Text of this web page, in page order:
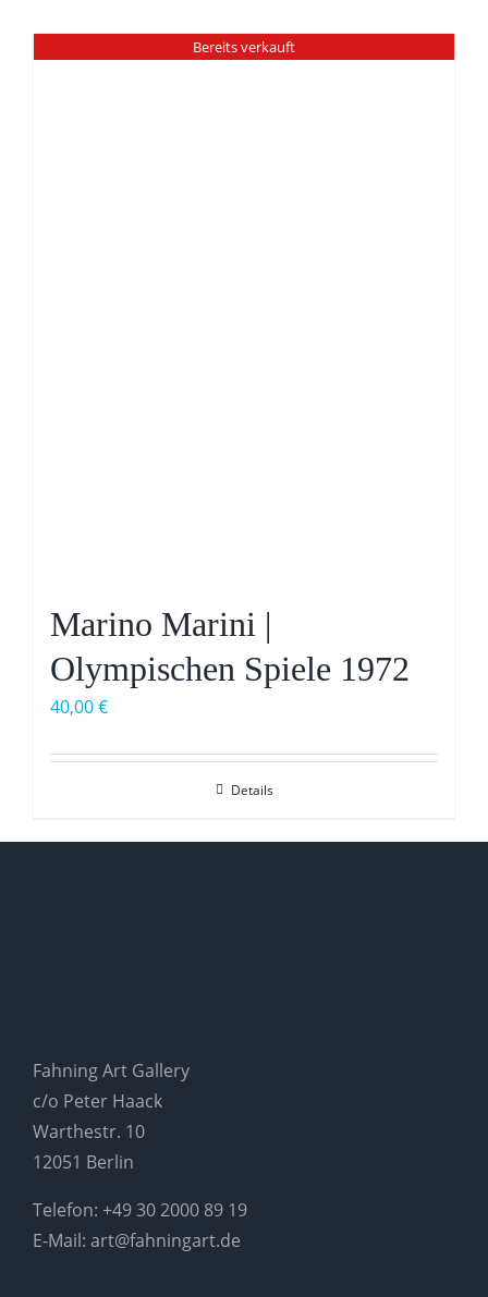
Bereits verkauft
Marino Marini |
Olympischen Spiele 1972
40,00€
Details
Fahning Art Gallery
c/o Peter Haack
Warthestr. 10
12051 Berlin
Telefon: +49 30 2000 89 19
E-Mail: art@fahningart.de